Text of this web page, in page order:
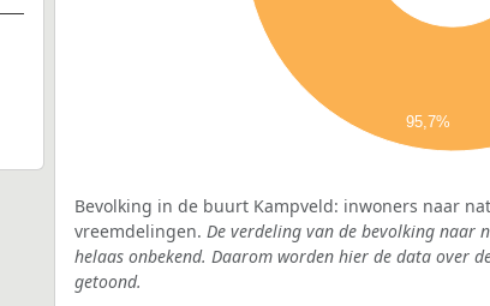
95,7%
Bevolking in de buurt Kampveld: inwoners naar
vreemdelingen. De verdeling van de bevolking
helaas onbekend. Daarom worden hier de data over
getoond.